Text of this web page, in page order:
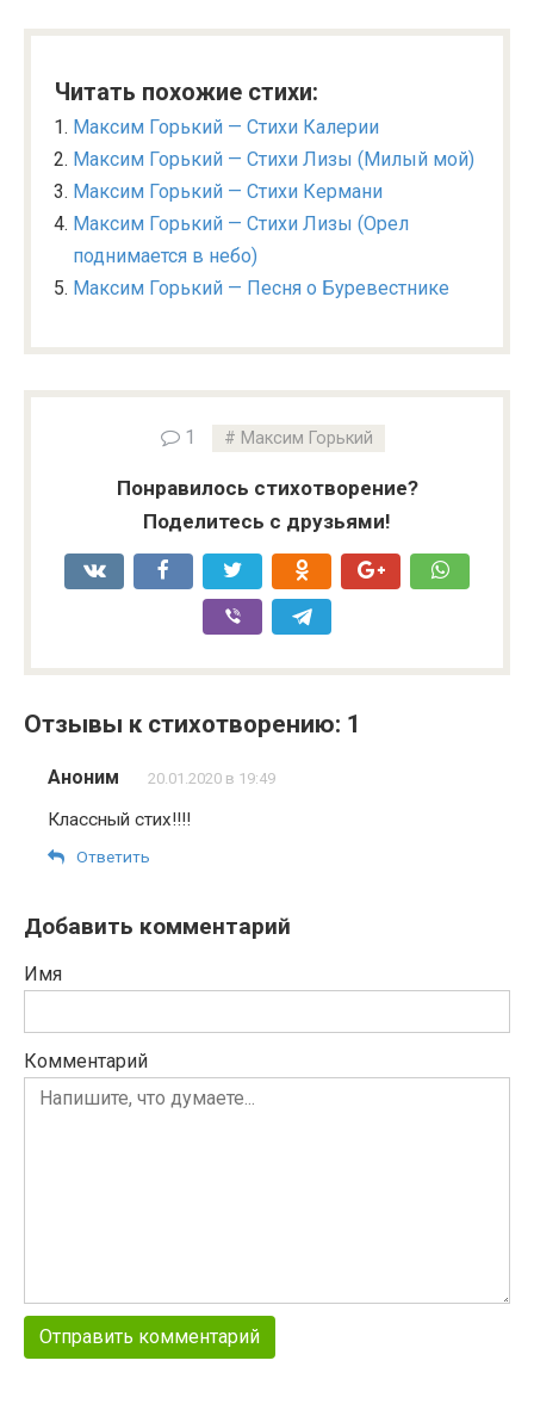
Читать похожие стихи:
Максим Горький — Стихи Калерии
Максим Горький — Стихи Лизы (Милый мой)
Максим Горький — Стихи Кермани
Максим Горький — Стихи Лизы (Орел
поднимается в небо)
Максим Горький — Песня о Буревестнике
1 Максим Горький
Понравилось стихотворение?
Поделитесь с друзьями!
Отзывы к стихотворению: 1
Аноним 20.01.2020 в 19:49
Классный стих!!!!
Ответить
Добавить комментарий
Имя
Комментарий